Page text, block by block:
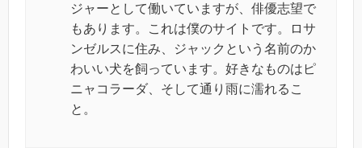
ジャーとして働いていますが、俳優志望で
もあります。これは僕のサイトです。ロサ
ンゼルスに住み、ジャックという名前のか
わいい犬を飼っています。好きなものはピ
ニャコラーダ、そして通り雨に濡れるこ
と。